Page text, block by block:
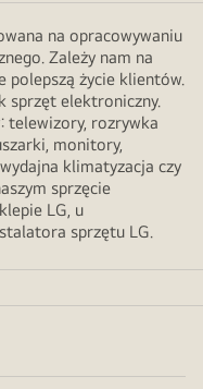
na opracowywaniu
Zależy nam na
życie klientów.
sprzęt elektroniczny.
telewizory, rozrywka
monitory,
klimatyzacja czy
sprzęcie
LG, u
sprzętu LG.